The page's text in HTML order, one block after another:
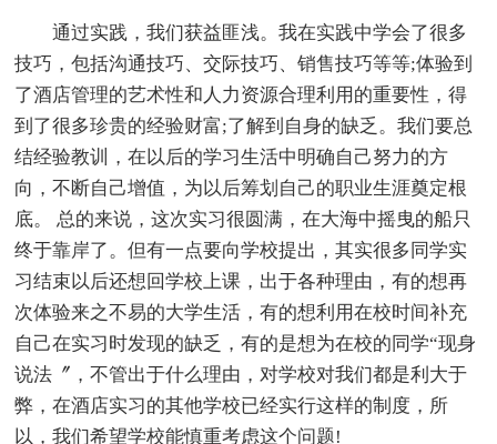
通过实践，我们获益匪浅。我在实践中学会了很多
技巧，包括沟通技巧、交际技巧、销售技巧等等;体验到
了酒店管理的艺术性和人力资源合理利用的重要性，得
到了很多珍贵的经验财富;了解到自身的缺乏。我们要总
结经验教训，在以后的学习生活中明确自己努力的方
向，不断自己增值，为以后筹划自己的职业生涯奠定根
底。 总的来说，这次实习很圆满，在大海中摇曳的船只
终于靠岸了。但有一点要向学校提出，其实很多同学实
习结束以后还想回学校上课，出于各种理由，有的想再
次体验来之不易的大学生活，有的想利用在校时间补充
自己在实习时发现的缺乏，有的是想为在校的同学“现身
说法〞，不管出于什么理由，对学校对我们都是利大于
弊，在酒店实习的其他学校已经实行这样的制度，所
以，我们希望学校能慎重考虑这个问题!